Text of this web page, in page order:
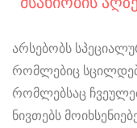
არსებობს
რომლებიც
რომლებსაც
ნივთებს